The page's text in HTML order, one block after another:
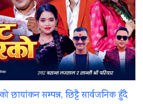
छायांकन सम्पन्न, छिट्टै सार्वजनिक हुँदै